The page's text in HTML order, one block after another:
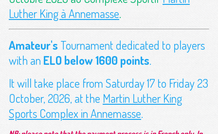
Luther King à Annemasse.
Amateur's Tournament dedicated to players
with an ELO below 1600 points.
It will take place from Saturday 17 to Friday 23
October, 2026, at the Martin Luther King
Sports Complex in Annemasse.